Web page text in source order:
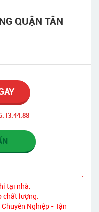
QUẬN TÂN
tại nhà.
chất lượng.
Nghiệp - Tận